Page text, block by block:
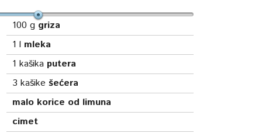
100 g griza
1 l mleka
1 kašika putera
3 kašikešećera
malo korice od limuna
cimet